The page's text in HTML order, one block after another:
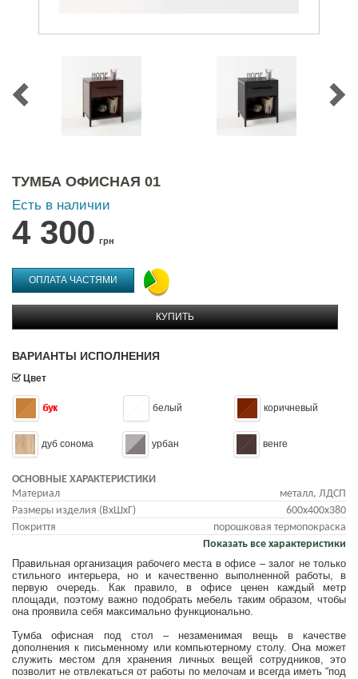
ТУМБА ОФИСНАЯ 01
Есть в наличии
4 300 грн
ОПЛАТА ЧАСТЯМИ
КУПИТЬ
ВАРИАНТЫ ИСПОЛНЕНИЯ
Цвет
бук белый коричневый
дуб сонома урбан венге
ОСНОВНЫЕ ХАРАКТЕРИСТИКИ
Материал
металл, ЛДСП
Размеры изделия (ВхШхГ)
600x400x380
Покриття
порошковая термопокраска
Показать все характеристики
Правильная организация рабочего места в офисе – залог не только
стильного интерьера, но и качественно выполненной работы, в
первую очередь. Как правило, в офисе ценен каждый метр
площади, поэтому важно подобрать мебель таким образом, чтобы
она проявила себя максимально функционально.
Тумба офисная под стол – незаменимая вещь в качестве
дополнения к письменному или компьютерному столу. Она может
служить местом для хранения личных вещей сотрудников, это
позволит не отвлекаться от работы по мелочам и всегда иметь “под